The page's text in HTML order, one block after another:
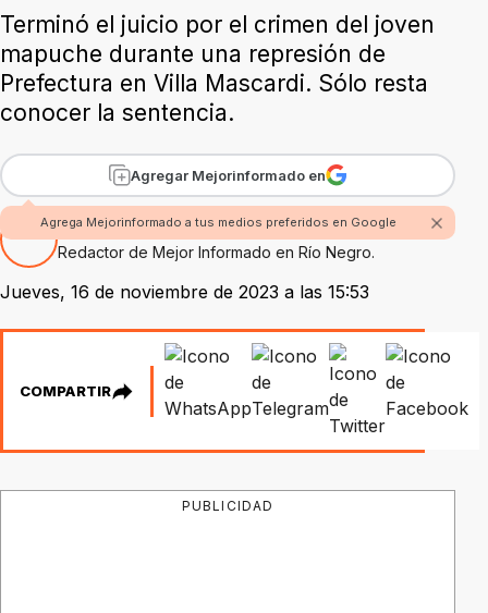
Terminó el juicio por el crimen del joven
mapuche durante una represión de
Prefectura en Villa Mascardi. Sólo resta
conocer la sentencia.
Agregar Mejorinformado en
Agrega Mejorinformado a tus medios preferidos en Google
Por Fabian Rossi
Redactor de Mejor Informado en Río Negro.
Jueves, 16 de noviembre de 2023 a las 15:53
COMPARTIR
PUBLICIDAD